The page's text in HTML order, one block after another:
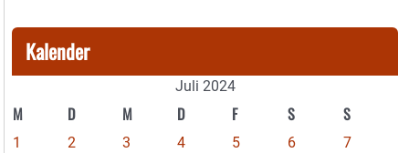
Kalender
Juli 2024
M D M D F S S
1 2 3 4 5 6
7